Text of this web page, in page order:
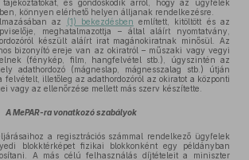
és gondoskodik arról, hogy az ügyfelek
könnyen elérhető helyen álljanak rendelkezésre.
az (1) bekezdésben említett, kitöltött és az
meghatalmazottja – által aláírt nyomtatvány,
készült aláírt irat magánokiratnak minősül. Az
bizonyító ereje van az okiratról – műszaki vagy vegyi
(fénykép, film, hangfelvétel stb.), úgyszintén az
adathordozó (mágneslap, mágnesszalag stb.) útján
illetőleg az adathordozóról az okiratot a központi
vagy az ellenőrzése mellett más szerv készítette.
A MePAR-ra vonatkozó szabályok
a regisztrációs számmal rendelkező ügyfelek
blokktérképet fizikai blokkonként egy példányban
A más célú felhasználás díjtételeit a miniszter